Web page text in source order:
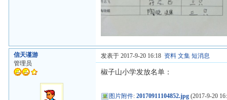
信天谨游
管理员
发表于 2017-9-20 16:18 资料 文集 短消息
椒子山小学发放名单：
图片附件:20170911104852.jpg (2017-9-20